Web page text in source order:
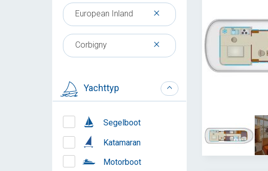
×
European Inland
×
Corbigny
Yachttyp
Segelboot
Katamaran
Motorboot